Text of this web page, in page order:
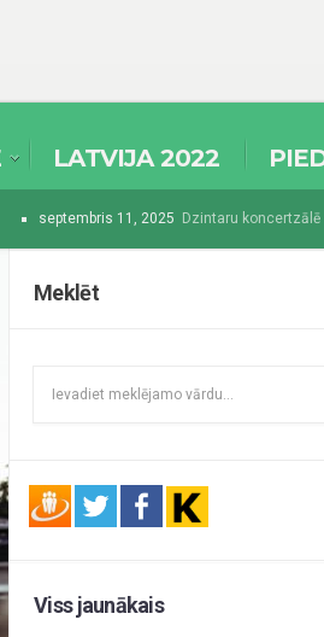
LATVIJA 2022
septembris 11, 2025 Dzintaru koncertzālē –
Meklēt
Viss jaunākais